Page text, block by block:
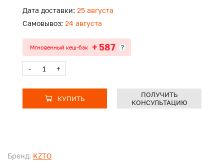
Бренд: KZTO
Дата доставки: 25 августа
Самовывоз: 24 августа
Мгновенный кеш-бэк + 587 ?
- +
КУПИТЬ
ПОЛУЧИТЬ
КОНСУЛЬТАЦИЮ